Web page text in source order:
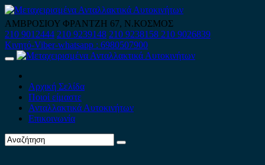
Skip
to
content
ΑΜΒΡΟΣΙΟΥ ΦΡΑΝΤΖΗ 67, Ν.ΚΟΣΜΟΣ
210 9012444 210 9239148 210 9238158 210 9026839
Κινητό-Viber-whatsapp : 6980507900
Primary
Αρχική Σελίδα
Ποιοί είμαστε
Ανταλλακτικά Αυτοκινήτων
Επικοινωνία